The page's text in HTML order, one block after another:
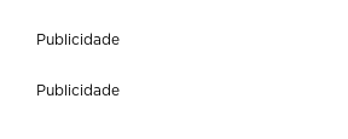
Publicidade
Publicidade